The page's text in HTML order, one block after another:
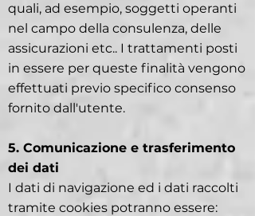
quali, ad esempio, soggetti operanti
nel campo della consulenza, delle
assicurazioni etc.. I trattamenti posti
in essere per queste finalità vengono
effettuati previo specifico consenso
fornito dall'utente.
5. Comunicazione e trasferimento
dei dati
I dati di navigazione ed i dati raccolti
tramite cookies potranno essere: